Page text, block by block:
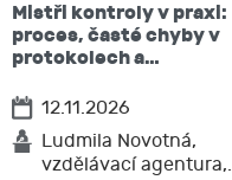
Mistři kontroly v praxi:
proces, časté chyby v
protokolech a…
12.11.2026
Ludmila Novotná,
vzdělávací